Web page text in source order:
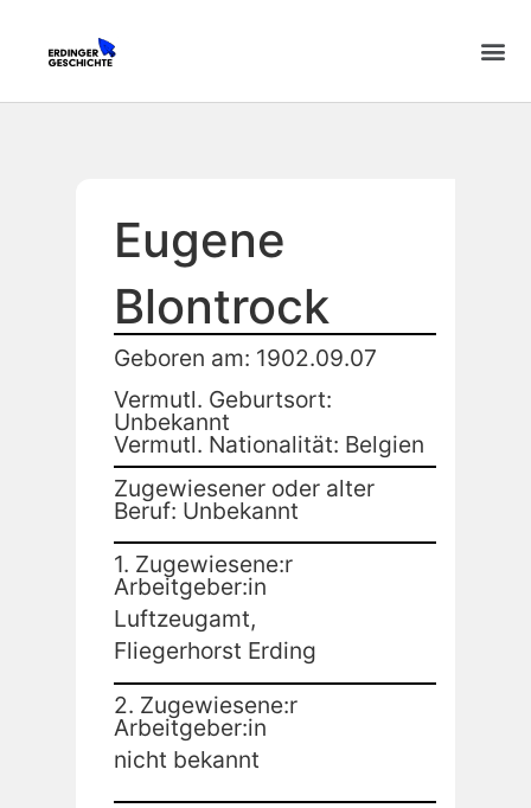
Eugene
Blontrock
Geboren am: 1902.09.07
Vermutl. Geburtsort:
Unbekannt
Vermutl. Nationalität: Belgien
Zugewiesener oder alter
Beruf: Unbekannt
1. Zugewiesene:r
Arbeitgeber:in
Luftzeugamt,
Fliegerhorst Erding
2. Zugewiesene:r
Arbeitgeber:in
nicht bekannt